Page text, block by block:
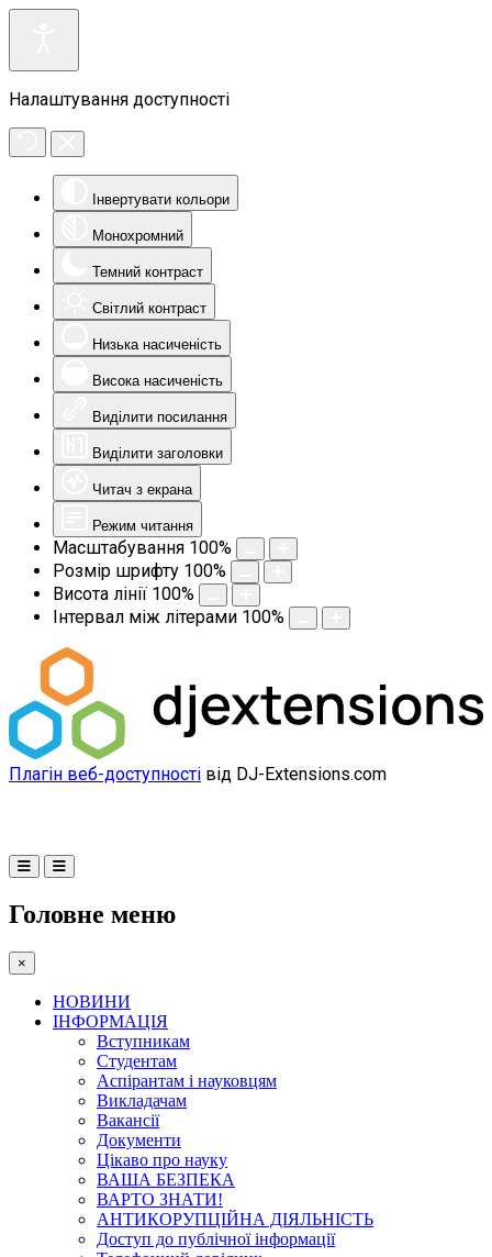
Налаштування доступності
Інвертувати кольори
Монохромний
Темний контраст
Світлий контраст
Низька насиченість
Висока насиченість
Виділити посилання
Виділити заголовки
Читач з екрана
Режим читання
Масштабування 100%
Розмір шрифту 100%
Висота лінії 100%
Інтервал між літерами 100%
Плагін веб-доступності від DJ-Extensions.com
Головне меню
×
НОВИНИ
ІНФОРМАЦІЯ
Вступникам
Студентам
Аспірантам і науковцям
Викладачам
Вакансії
Документи
Цікаво про науку
ВАША БЕЗПЕКА
ВАРТО ЗНАТИ!
АНТИКОРУПЦІЙНА ДІЯЛЬНІСТЬ
Доступ до публічної інформації